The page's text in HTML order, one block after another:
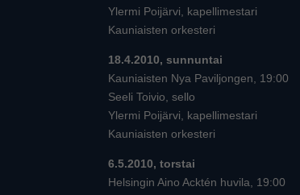
Ylermi Poijärvi, kapellimestari
Kauniaisten orkesteri
18.4.2010, sunnuntai
Kauniaisten Nya Paviljongen, 19:00
Seeli Toivio, sello
Ylermi Poijärvi, kapellimestari
Kauniaisten orkesteri
6.5.2010, torstai
Helsingin Aino Acktén huvila, 19:00